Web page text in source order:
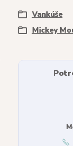
Vankúše
Mickey